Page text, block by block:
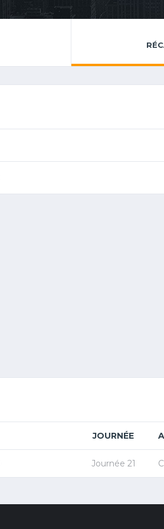
JOURNÉE
Journée 21